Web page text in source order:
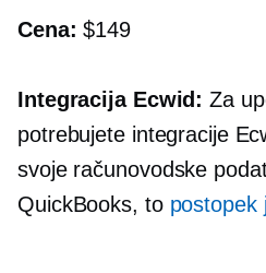
Cena:$149
Integracija Ecwid:Za
potrebujete integracije
svoje računovodske
QuickBooks, to postopek